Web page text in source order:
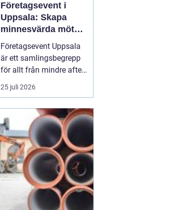
Företagsevent i
Uppsala: Skapa
minnesvärda möten
som bygger
starkare team
Företagsevent Uppsala
är ett samlingsbegrepp
för allt från mindre after
work-träffar till större
konferenser och
Fyrishovs bowling är ett
exempel på hur en
genomtänkt miljö kan...
25 juli 2026